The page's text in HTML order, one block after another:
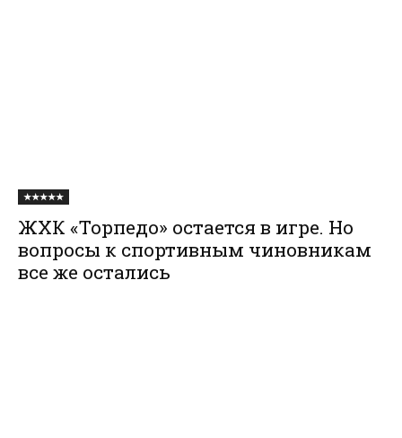
★★★★★
ЖХК «Торпедо» остается в игре. Но
вопросы к спортивным чиновникам
все же остались